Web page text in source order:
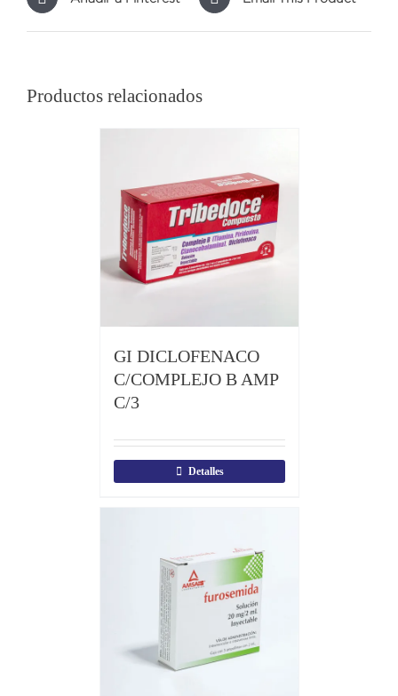
Productos relacionados
GI DICLOFENACO
C/COMPLEJO B AMP
C/3
Detalles